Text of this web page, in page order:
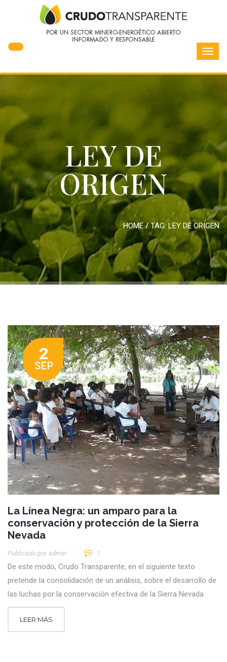
LEY DE
ORIGEN
HOME/ TAG:LEY DE ORIGEN
2
SEP
La Línea Negra: un amparo para la
conservación y protección de la Sierra
Nevada
Publicado por Admin 1
De este modo, Crudo Transparente, en el siguiente texto
pretende la consolidación de un análisis, sobre el desarrollo de
las luchas por la conservación efectiva de la Sierra Nevada
LEER MÁS